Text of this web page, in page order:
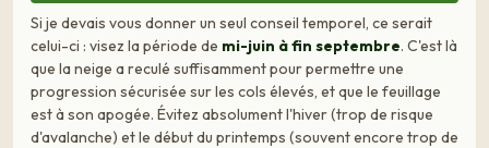
Si je devais vous donner un seul conseil temporel, ce serait
celui-ci : visez la période de mi-juin à fin septembre. C'est là
que la neige a reculé suffisamment pour permettre une
progression sécurisée sur les cols élevés, et que le feuillage
est à son apogée. Évitez absolument l'hiver (trop de risque
d'avalanche) et le début du printemps (souvent encore trop de